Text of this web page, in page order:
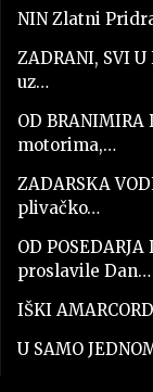
NIN Zlatni
ZADRANI, SVI
uz…
OD
motorima,…
ZADARSKA
plivačko…
OD
proslavile Dan…
IŠKI
U SAMO